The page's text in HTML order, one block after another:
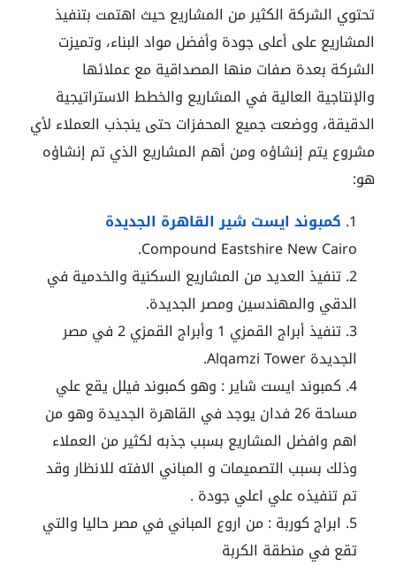
تحتوي الشركة الكثير من المشاريع حيث اهتمت بتنفيذ
المشاريع على أعلى جودة وأفضل مواد البناء، وتميزت
الشركة بعدة صفات منها المصداقية مع عملائها
والإنتاجية العالية في المشاريع والخطط الاستراتيجية
الدقيقة، ووضعت جميع المحفزات حتى ينجذب العملاء لأي
مشروع يتم إنشاؤه ومن أهم المشاريع الذي تم إنشاؤه
هو:
كمبوند ايست شير القاهرة الجديدة
Compound Eastshire New Cairo.
تنفيذ العديد من المشاريع السكنية والخدمية في
الدقي والمهندسين ومصر الجديدة.
تنفيذ أبراج القمزي 1 وأبراج القمزي 2 في مصر
الجديدة Alqamzi Tower.
كمبوند ايست شاير : وهو كمبوند فيلل يقع علي
مساحة 26 فدان يوجد في القاهرة الجديدة وهو من
اهم وافضل المشاريع بسبب جذبه لكثير من العملاء
وذلك بسبب التصميمات و المباني الافته للانظار وقد
تم تنفيذه علي اعلي جودة .
ابراج كوربة : من اروع المباني في مصر حاليا والتي
تقع في منطقة الكربة